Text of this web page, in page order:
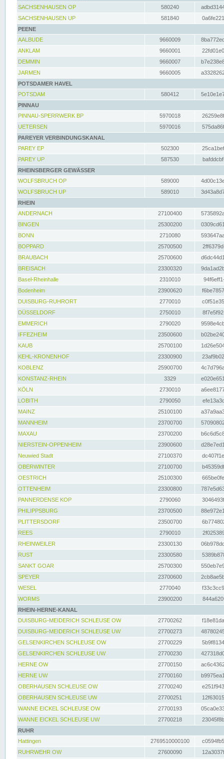
SACHSENHAUSEN OP
580240
SACHSENHAUSEN UP
581840
PEENE
AALBUDE
9660009
ANKLAM
9660001
DEMMIN
9660007
JARMEN
9660005
POTSDAMER HAVEL
POTSDAM
580412
PINNAU
PINNAU-SPERRWERK BP
5970018
UETERSEN
5970016
PAREYER VERBINDUNGSKANAL
PAREY EP
502300
PAREY UP
587530
RHEINSBERGER GEWÄSSER
WOLFSBRUCH OP
589000
WOLFSBRUCH UP
589010
RHEIN
ANDERNACH
27100400
BINGEN
25300200
BONN
2710080
BOPPARD
25700500
BRAUBACH
25700600
BREISACH
23300320
Basel-Rheinhalle
2310010
Bodenheim
23900620
DUISBURG-RUHRORT
2770010
DÜSSELDORF
2750010
EMMERICH
2790020
IFFEZHEIM
23500600
KAUB
25700100
KEHL-KRONENHOF
23300900
KOBLENZ
25900700
KONSTANZ-RHEIN
3329
KÖLN
2730010
LOBITH
2790050
MAINZ
25100100
MANNHEIM
23700700
MAXAU
23700200
NIERSTEIN-OPPENHEIM
23900600
Neuwied Stadt
27100370
OBERWINTER
27100700
OESTRICH
25100300
OTTENHEIM
23300800
PANNERDENSE KOP
2790060
PHILIPPSBURG
23700500
PLITTERSDORF
23500700
REES
2790010
RHEINWEILER
23300130
RUST
23300580
SANKT GOAR
25700300
SPEYER
23700600
WESEL
2770040
WORMS
23900200
RHEIN-HERNE-KANAL
DUISBURG-MEIDERICH SCHLEUSE OW
27700262
DUISBURG-MEIDERICH SCHLEUSE UW
27700273
GELSENKIRCHEN SCHLEUSE OW
27700229
GELSENKIRCHEN SCHLEUSE UW
27700230
HERNE OW
27700150
HERNE UW
27700160
OBERHAUSEN SCHLEUSE OW
27700240
OBERHAUSEN SCHLEUSE UW
27700251
WANNE EICKEL SCHLEUSE OW
27700193
WANNE EICKEL SCHLEUSE UW
27700218
RUHR
Hattingen
2769510000100
RUHRWEHR OW
27600090